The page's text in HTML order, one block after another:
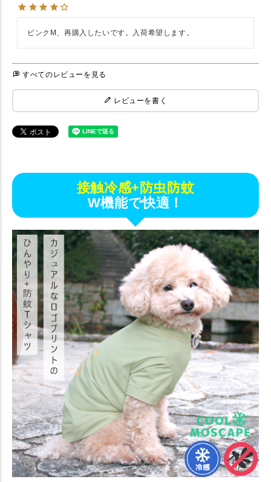
ピンクM、再購入したいです。入荷希望します。
すべてのレビューを見る
レビューを書く
接触冷感+防虫防蚊
W機能で快適！